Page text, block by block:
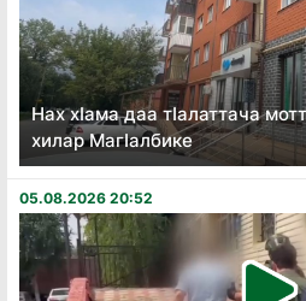
Нах хӏама даа тӏалаттача
хилар Магӏалбике
05.08.2026 20:52